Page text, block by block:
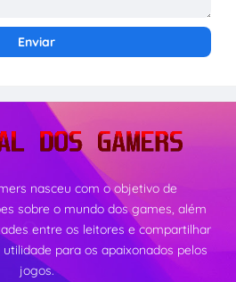
nasceu com o objetivo de
sobre o mundo dos games, além
entre os leitores e compartilhar
para os apaixonados pelos
jogos.